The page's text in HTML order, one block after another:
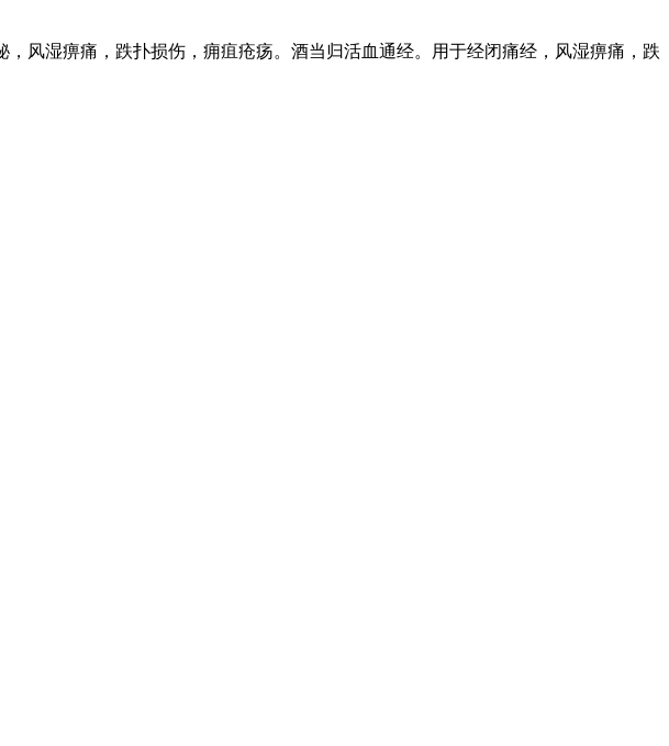
风湿痹痛，跌扑损伤，痈疽疮疡。酒当归活血通经。用于经闭痛经，风湿痹痛，跌